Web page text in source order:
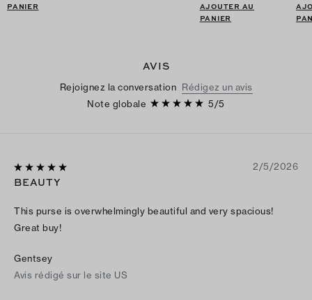
PANIER
AJOUTER AU
PANIER
AVIS
Rejoignez la conversation Rédigez un avis
Note globale
5/5
2/5/2026
BEAUTY
This purse is overwhelmingly beautiful and very spacious!
Great buy!
Gentsey
Avis rédigé sur le site US